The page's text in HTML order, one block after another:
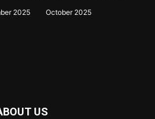
2025
October 2025
US